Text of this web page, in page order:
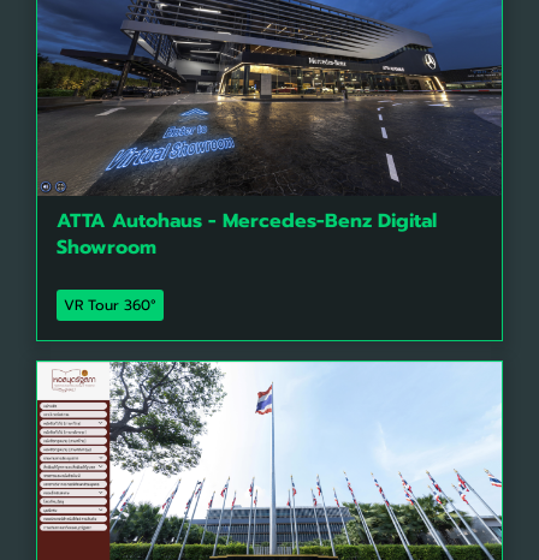
ATTA Autohaus - Mercedes-Benz Digital
Showroom
VR Tour 360°